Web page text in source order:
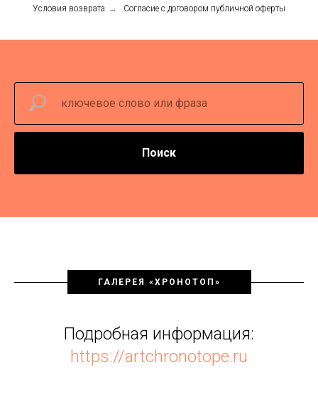
Условия возврата → Согласие с договором публичной оферты
Поиск
ГАЛЕРЕЯ «ХРОНОТОП»
Подробная информация:
https://artchronotope.ru